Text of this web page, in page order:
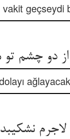
دو چشم تو